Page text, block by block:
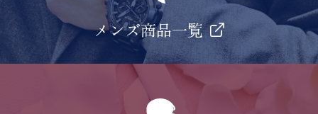
メンズ商品一覧